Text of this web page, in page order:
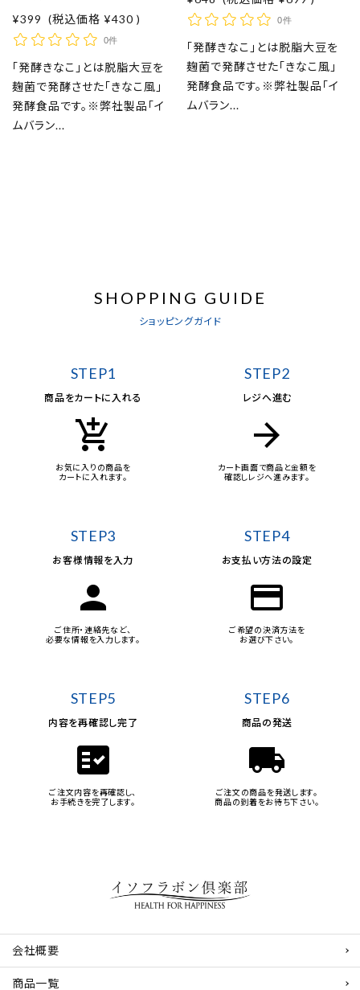
¥399 (税込価格 ¥430 )
0件
「発酵きなこ」とは脱脂大豆を
麹菌で発酵させた「きなこ風」
発酵食品です。※弊社製品「イ
ムバラン...
0件
「発酵きなこ」とは脱脂大豆を
麹菌で発酵させた「きなこ風」
発酵食品です。※弊社製品「イ
ムバラン...
SHOPPING GUIDE
ショッピングガイド
STEP1
商品をカートに入れる
add_shopping_cart
お気に入りの商品を
カートに入れます。
STEP2
レジへ進む
arrow_forward
カート画面で商品と金額を
確認しレジへ進みます。
STEP3
お客様情報を入力
person
ご住所・連絡先など、
必要な情報を入力します。
STEP4
お支払い方法の設定
credit_card
ご希望の決済方法を
お選び下さい。
STEP5
内容を再確認し完了
fact_check
ご注文内容を再確認し、
お手続きを完了します。
STEP6
商品の発送
local_shipping
ご注文の商品を発送します。
商品の到着をお待ち下さい。
会社概要
商品一覧